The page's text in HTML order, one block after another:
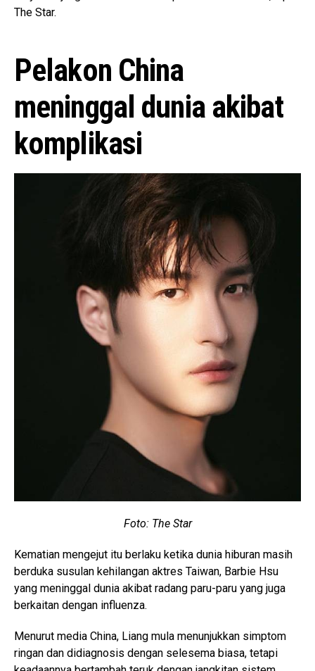
The Star.
Pelakon China
meninggal dunia akibat
komplikasi
Foto: The Star
Kematian mengejut itu berlaku ketika dunia hiburan masih
berduka susulan kehilangan aktres Taiwan, Barbie Hsu
yang meninggal dunia akibat radang paru-paru yang juga
berkaitan dengan influenza.
Menurut media China, Liang mula menunjukkan simptom
ringan dan didiagnosis dengan selesema biasa, tetapi